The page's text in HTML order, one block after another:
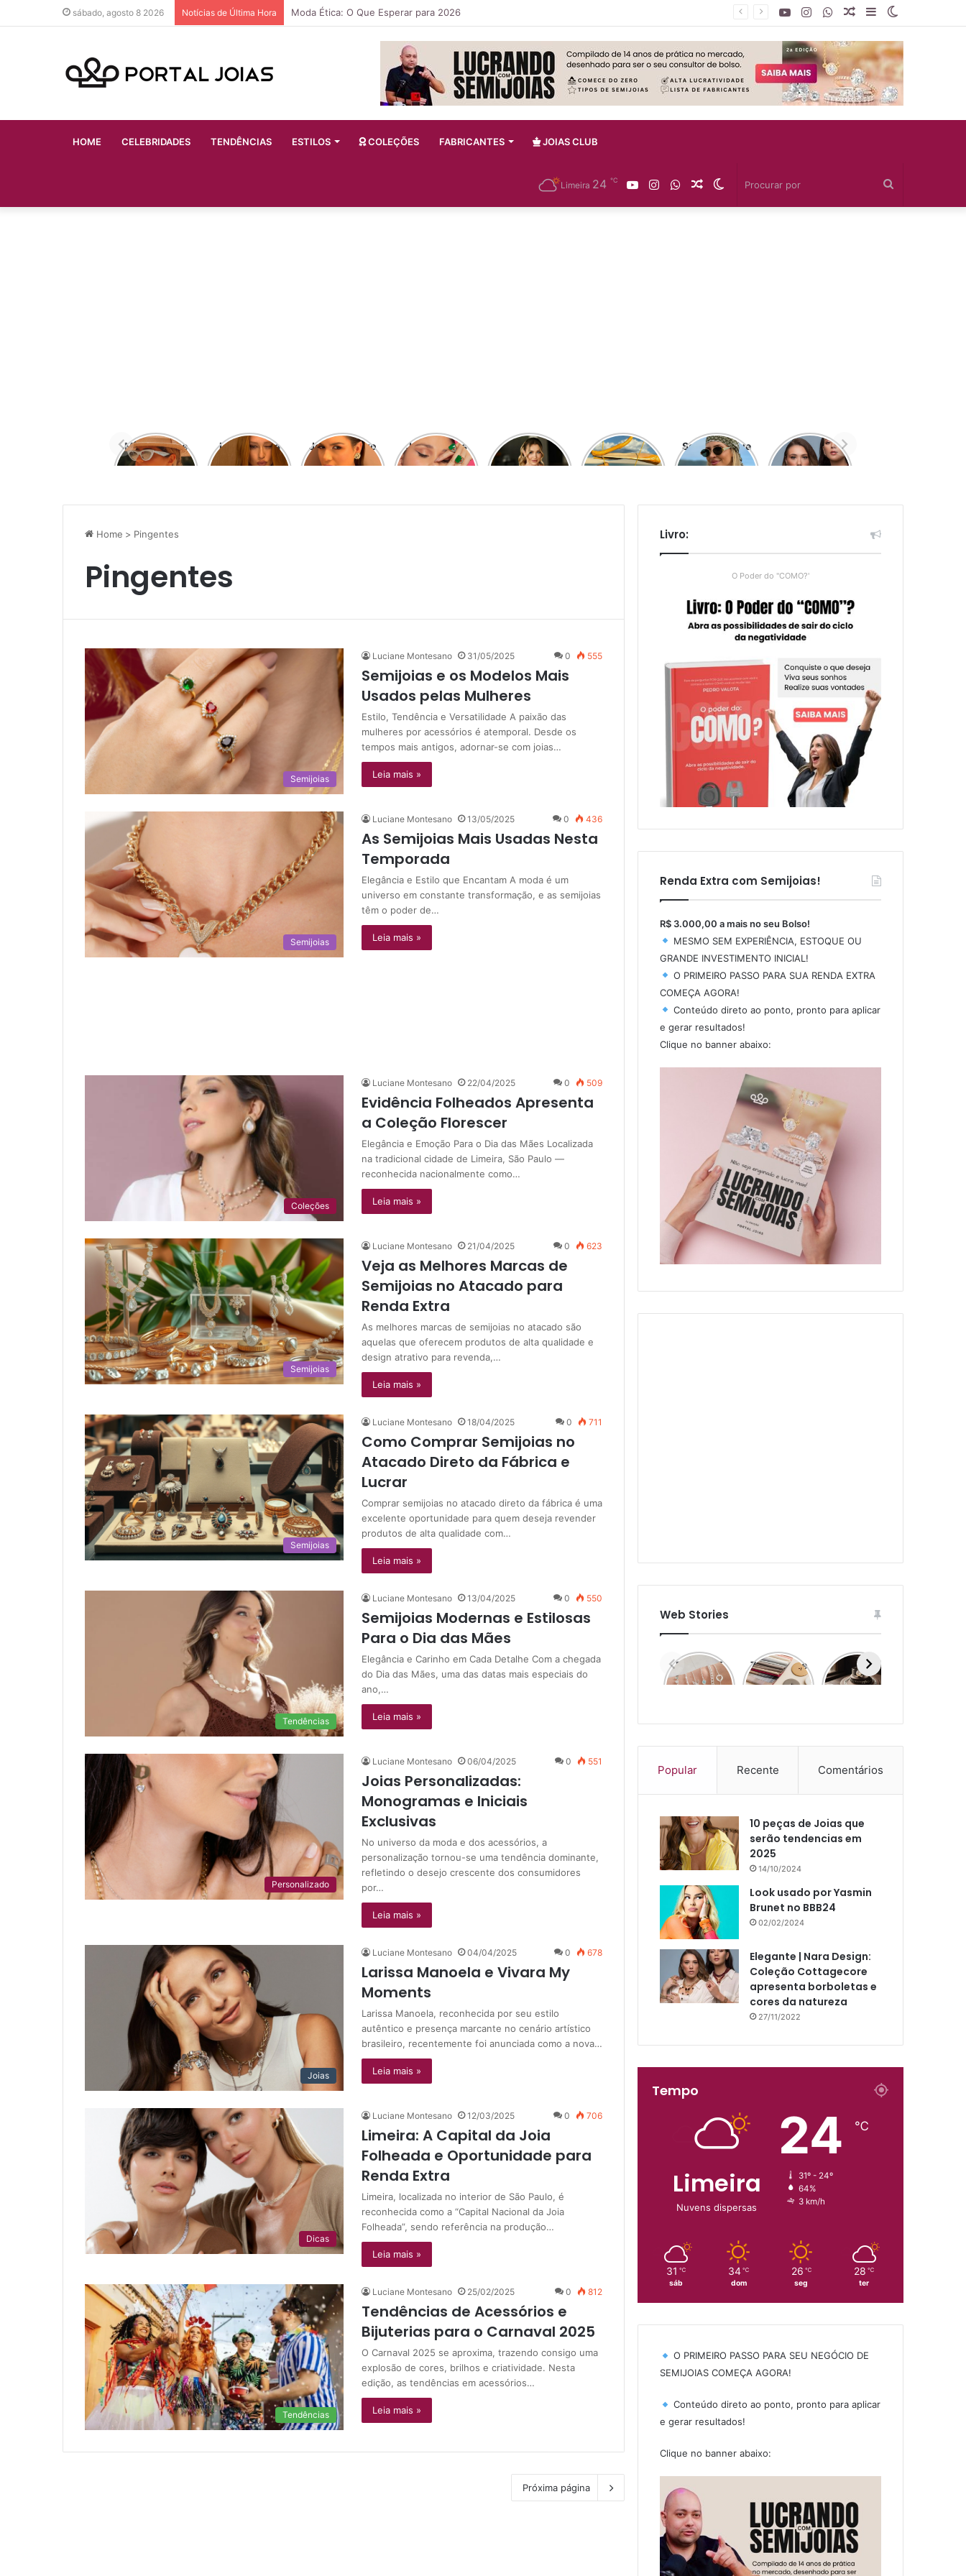
sábado, agosto 8 2026 Notícias de Última Hora Os 5 Materiais Sustentáveis que Estão Dominando a Moda e Joias em 2026
skin
Barra
Lateral
Artigo
Aleatório
WhatsApp
Instagram
YouTube
HOME CELEBRIDADES TENDÊNCIAS ESTILOS COLEÇÕES FABRICANTES JOIAS CLUB
Switch
Artigo
WhatsApp
Instagram
YouTube
Limeira 24 ℃
Moda Praia e
Moda Urbana
Look Marina
Ruy Barbosa
Joias de Luxo
2024
Joias que as
Celebridades
Ana Paula
Siebert
Coleção
colaborativa
Semijoias que
as Maiores
Estilo
Cottagecore
Home > Pingentes
Pingentes
Semijoias
Luciane Montesano 31/05/2025 0 555
Semijoias e os Modelos Mais
Usados pelas Mulheres
Estilo, Tendência e Versatilidade A paixão das
mulheres por acessórios é atemporal. Desde os
tempos mais antigos, adornar-se com joias…
Leia mais »
Semijoias
Luciane Montesano 13/05/2025 0 436
As Semijoias Mais Usadas Nesta
Temporada
Elegância e Estilo que Encantam A moda é um
universo em constante transformação, e as semijoias
têm o poder de…
Leia mais »
Coleções
Luciane Montesano 22/04/2025 0 509
Evidência Folheados Apresenta
a Coleção Florescer
Elegância e Emoção Para o Dia das Mães Localizada
na tradicional cidade de Limeira, São Paulo —
reconhecida nacionalmente como…
Leia mais »
Semijoias
Luciane Montesano 21/04/2025 0 623
Veja as Melhores Marcas de
Semijoias no Atacado para
Renda Extra
As melhores marcas de semijoias no atacado são
aquelas que oferecem produtos de alta qualidade e
design atrativo para revenda,…
Leia mais »
Semijoias
Luciane Montesano 18/04/2025 0 711
Como Comprar Semijoias no
Atacado Direto da Fábrica e
Lucrar
Comprar semijoias no atacado direto da fábrica é uma
excelente oportunidade para quem deseja revender
produtos de alta qualidade com…
Leia mais »
Tendências
Luciane Montesano 13/04/2025 0 550
Semijoias Modernas e Estilosas
Para o Dia das Mães
Elegância e Carinho em Cada Detalhe Com a chegada
do Dia das Mães, uma das datas mais especiais do
ano,…
Leia mais »
Personalizado
Luciane Montesano 06/04/2025 0 551
Joias Personalizadas:
Monogramas e Iniciais
Exclusivas
No universo da moda e dos acessórios, a
personalização tornou-se uma tendência dominante,
refletindo o desejo crescente dos consumidores
por…
Leia mais »
Joias
Luciane Montesano 04/04/2025 0 678
Larissa Manoela e Vivara My
Moments
Larissa Manoela, reconhecida por seu estilo
autêntico e presença marcante no cenário artístico
brasileiro, recentemente foi anunciada como a nova…
Leia mais »
Dicas
Luciane Montesano 12/03/2025 0 706
Limeira: A Capital da Joia
Folheada e Oportunidade para
Renda Extra
Limeira, localizada no interior de São Paulo, é
reconhecida como a “Capital Nacional da Joia
Folheada”, sendo referência na produção…
Leia mais »
Tendências
Luciane Montesano 25/02/2025 0 812
Tendências de Acessórios e
Bijuterias para o Carnaval 2025
O Carnaval 2025 se aproxima, trazendo consigo uma
explosão de cores, brilhos e criatividade. Nesta
edição, as tendências em acessórios…
Leia mais »
Próxima página
Livro:
O Poder do "COMO?'
Renda Extra com Semijoias!
R$ 3.000,00 a mais no seu Bolso!
MESMO SEM EXPERIÊNCIA, ESTOQUE OU
GRANDE INVESTIMENTO INICIAL!
O PRIMEIRO PASSO PARA SUA RENDA EXTRA
COMEÇA AGORA!
Conteúdo direto ao ponto, pronto para aplicar
e gerar resultados!
Clique no banner abaixo:
Web Stories
Prata 925
Atacado
7 cores que
vão
agora!
Top 7
Estilos de
Popular Recente Comentários
10 peças de Joias que
serão tendencias em
2025
14/10/2024
Look usado por Yasmin
Brunet no BBB24
02/02/2024
Elegante | Nara Design:
Coleção Cottagecore
apresenta borboletas e
cores da natureza
27/11/2022
Tempo
Limeira
Nuvens dispersas
24 ℃
31º - 24º
64%
3 km/h
31 ℃
sáb
34 ℃
dom
26 ℃
seg
28 ℃
ter
O PRIMEIRO PASSO PARA SEU NEGÓCIO DE
SEMIJOIAS COMEÇA AGORA!
Conteúdo direto ao ponto, pronto para aplicar
e gerar resultados!
Clique no banner abaixo: